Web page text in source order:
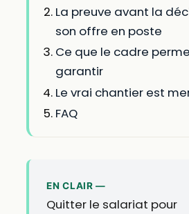
La preuve avant la
son offre en poste
Ce que le cadre
garantir
Le vrai chantier est
FAQ
EN CLAIR —
Quitter le salariat pour